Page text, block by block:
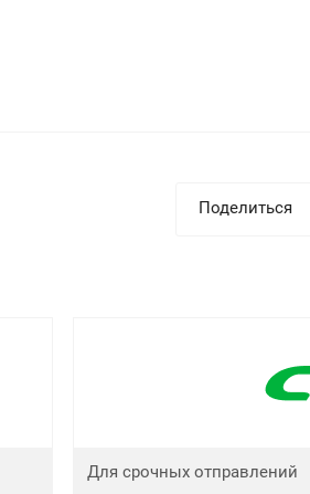
Поделиться
Для срочных отправлений